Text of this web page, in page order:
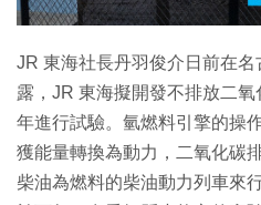
JR 東海社長丹羽俊介日前在
露，JR 東海擬開發不排放二
年進行試驗。氫燃料引擎的操
獲能量轉換為動力，二氧化碳
柴油為燃料的柴油動力列車來